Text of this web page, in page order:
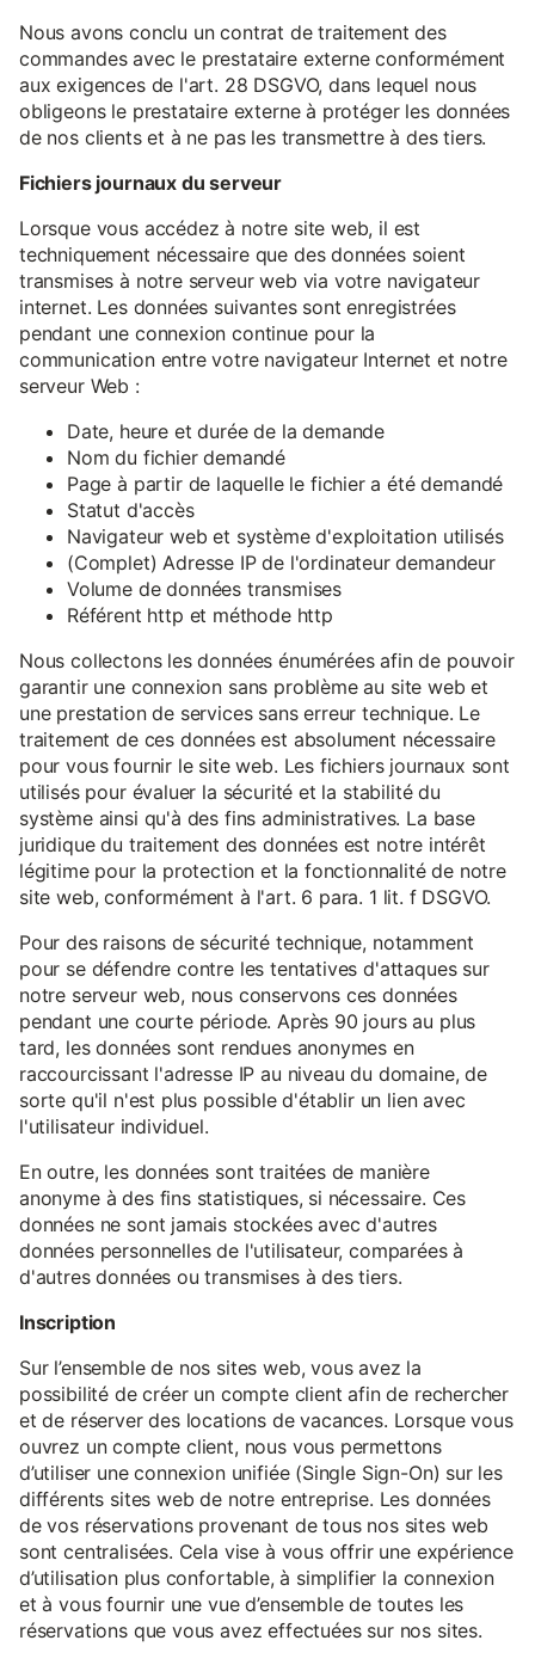
Nous avons conclu un contrat de traitement des
commandes avec le prestataire externe conformément
aux exigences de l'art. 28 DSGVO, dans lequel nous
obligeons le prestataire externe à protéger les données
de nos clients et à ne pas les transmettre à des tiers.
Fichiers journaux du serveur
Lorsque vous accédez à notre site web, il est
techniquement nécessaire que des données soient
transmises à notre serveur web via votre navigateur
internet. Les données suivantes sont enregistrées
pendant une connexion continue pour la
communication entre votre navigateur Internet et notre
serveur Web :
Date, heure et durée de la demande
Nom du fichier demandé
Page à partir de laquelle le fichier a été demandé
Statut d'accès
Navigateur web et système d'exploitation utilisés
(Complet) Adresse IP de l'ordinateur demandeur
Volume de données transmises
Référent http et méthode http
Nous collectons les données énumérées afin de pouvoir
garantir une connexion sans problème au site web et
une prestation de services sans erreur technique. Le
traitement de ces données est absolument nécessaire
pour vous fournir le site web. Les fichiers journaux sont
utilisés pour évaluer la sécurité et la stabilité du
système ainsi qu'à des fins administratives. La base
juridique du traitement des données est notre intérêt
légitime pour la protection et la fonctionnalité de notre
site web, conformément à l'art. 6 para. 1 lit. f DSGVO.
Pour des raisons de sécurité technique, notamment
pour se défendre contre les tentatives d'attaques sur
notre serveur web, nous conservons ces données
pendant une courte période. Après 90 jours au plus
tard, les données sont rendues anonymes en
raccourcissant l'adresse IP au niveau du domaine, de
sorte qu'il n'est plus possible d'établir un lien avec
l'utilisateur individuel.
En outre, les données sont traitées de manière
anonyme à des fins statistiques, si nécessaire. Ces
données ne sont jamais stockées avec d'autres
données personnelles de l'utilisateur, comparées à
d'autres données ou transmises à des tiers.
Inscription
Sur l’ensemble de nos sites web, vous avez la
possibilité de créer un compte client afin de rechercher
et de réserver des locations de vacances. Lorsque vous
ouvrez un compte client, nous vous permettons
d’utiliser une connexion unifiée (Single Sign-On) sur les
différents sites web de notre entreprise. Les données
de vos réservations provenant de tous nos sites web
sont centralisées. Cela vise à vous offrir une expérience
d’utilisation plus confortable, à simplifier la connexion
et à vous fournir une vue d’ensemble de toutes les
réservations que vous avez effectuées sur nos sites.